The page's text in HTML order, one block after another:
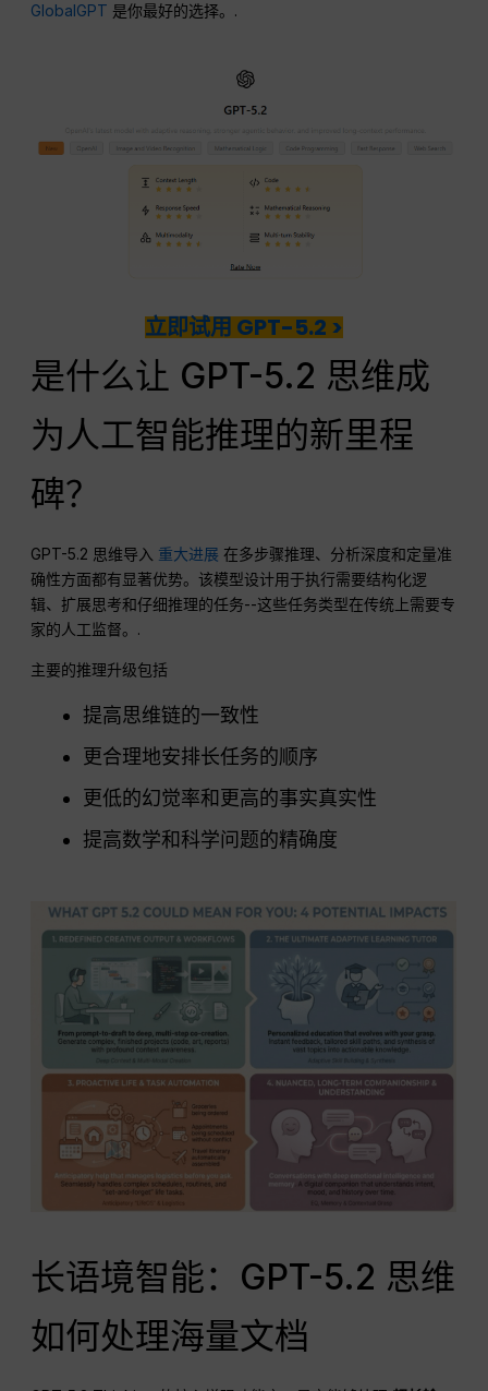
GlobalGPT 是你最好的选择。.
立即试用 GPT-5.2 >
是什么让 GPT-5.2 思维成
为人工智能推理的新里程
碑？
GPT-5.2 思维导入 重大进展 在多步骤推理、分析深度和定量准
确性方面都有显著优势。该模型设计用于执行需要结构化逻
辑、扩展思考和仔细推理的任务--这些任务类型在传统上需要专
家的人工监督。.
主要的推理升级包括
提高思维链的一致性
更合理地安排长任务的顺序
更低的幻觉率和更高的事实真实性
提高数学和科学问题的精确度
长语境智能：GPT-5.2 思维
如何处理海量文档